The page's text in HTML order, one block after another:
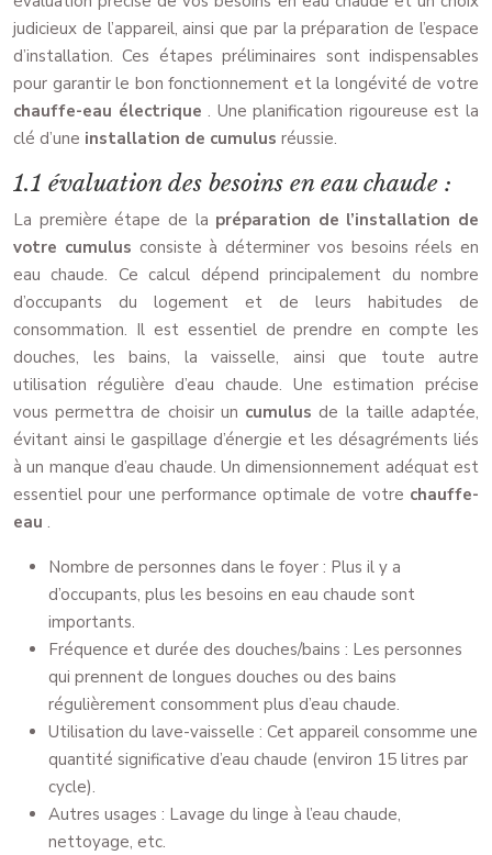
judicieux de l’appareil, ainsi que par la préparation de l’espace
d’installation. Ces étapes préliminaires sont indispensables
pour garantir le bon fonctionnement et la longévité de votre
chauffe-eau électrique. Une planification rigoureuse est la
clé d’une installation de cumulus réussie.
1.1 évaluation des besoins en eau chaude :
La première étape de la préparation de l’installation de
votre cumulus consiste à déterminer vos besoins réels en
eau chaude. Ce calcul dépend principalement du nombre
d’occupants du logement et de leurs habitudes de
consommation. Il est essentiel de prendre en compte les
douches, les bains, la vaisselle, ainsi que toute autre
utilisation régulière d’eau chaude. Une estimation précise
vous permettra de choisir un cumulusde la taille adaptée,
évitant ainsi le gaspillage d’énergie et les désagréments liés
à un manque d’eau chaude. Un dimensionnement adéquat est
essentiel pour une performance optimale de votre chauffe-
eau .
Nombre de personnes dans le foyer : Plus il y a
d’occupants, plus les besoins en eau chaude sont
importants.
Fréquence et durée des douches/bains : Les personnes
qui prennent de longues douches ou des bains
régulièrement consomment plus d’eau chaude.
Utilisation du lave-vaisselle : Cet appareil consomme une
quantité significative d’eau chaude (environ 15 litres par
cycle).
Autres usages : Lavage du linge à l’eau chaude,
nettoyage, etc.